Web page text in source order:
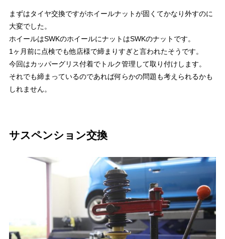
まずはタイヤ交換ですがホイールナットが固くてかなり外すのに
大変でした。
ホイールはSWKのホイールにナットはSWKのナットです。
1ヶ月前に点検でも他店様で締まりすぎと言われたそうです。
今回はカッパーグリス付着でトルク管理して取り付けします。
それでも締まっているのであれば何らかの問題も考えられるかも
しれません。
サスペンション交換